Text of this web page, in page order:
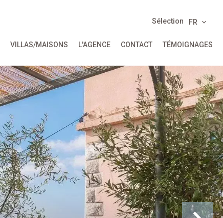
Sélection FR
VILLAS/MAISONS L'AGENCE CONTACT TÉMOIGNAGES